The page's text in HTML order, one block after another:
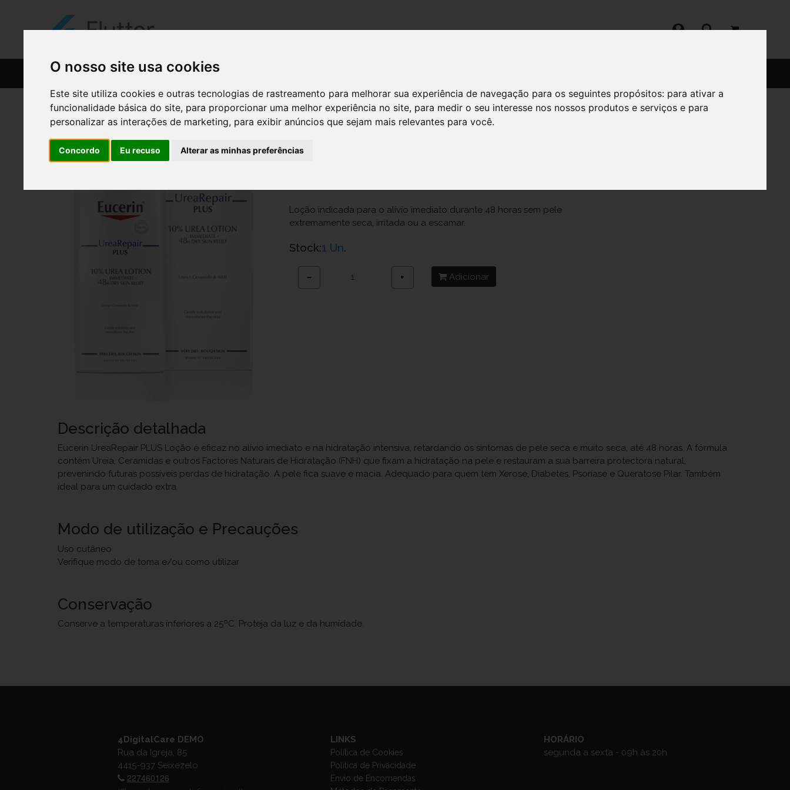
O nosso site usa cookies
Este site utiliza cookies e outras tecnologias de rastreamento para melhorar sua experiência de navegação para os seguintes propósitos: para ativar a
funcionalidade básica do site, para proporcionar uma melhor experiência no site, para medir o seu interesse nos nossos produtos e serviços e para
personalizar as interações de marketing, para exibir anúncios que sejam mais relevantes para você.
Concordo Eu recuso Alterar as minhas preferências
RECEITAS CATÁLOGO
Eucerin Ureia Repair Plus Locao 10% 400ml
Loção indicada para o alívio imediato durante 48 horas sem pele
extremamente seca, irritada ou a escamar.
Stock:1 Un.
− + Adicionar
Descrição detalhada
Eucerin UreaRepair PLUS Loção é eficaz no alívio imediato e na hidratação intensiva, retardando os sintomas de pele seca e muito seca, até 48 horas. A fórmula
contém Ureia, Ceramidas e outros Factores Naturais de Hidratação (FNH) que fixam a hidratação na pele e restauram a sua barreira protectora natural,
prevenindo futuras possíveis perdas de hidratação. A pele fica suave e macia. Adequado para quem tem Xerose, Diabetes, Psoríase e Queratose Pilar. Também
ideal para um cuidado extra.
Modo de utilização e Precauções
Uso cutâneo
Verifique modo de toma e/ou como utilizar
Conservação
Conserve a temperaturas inferiores a 25ºC. Proteja da luz e da humidade.
4DigitalCare DEMO
Rua da Igreja, 85
4415-937 Seixezelo
227460126
LINKS
Política de Cookies
Política de Privacidade
Envio de Encomendas
HORÁRIO
segunda a sexta - 09h às 20h